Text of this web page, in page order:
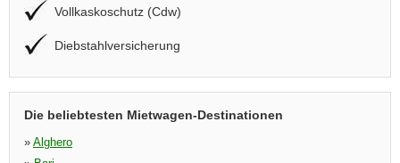
Vollkaskoschutz (Cdw)
Diebstahlversicherung
Die beliebtesten Mietwagen-Destinationen
» Alghero